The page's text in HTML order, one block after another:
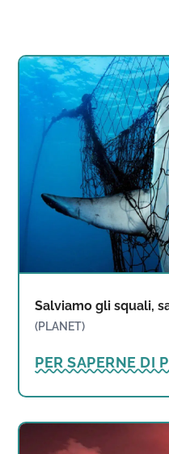
Salviamo gli squali,
(PLANET)
PER SAPERNE DI